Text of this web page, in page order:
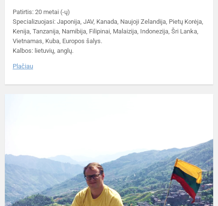
Patirtis: 20 metai (-ų)
Specializuojasi: Japonija, JAV, Kanada, Naujoji Zelandija, Pietų Korėja,
Kenija, Tanzanija, Namibija, Filipinai, Malaizija, Indonezija, Šri Lanka,
Vietnamas, Kuba, Europos šalys.
Kalbos: lietuvių, anglų.
Plačiau